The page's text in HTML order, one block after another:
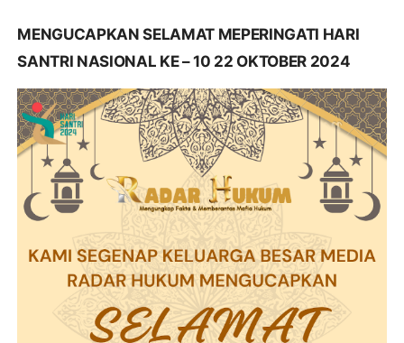
MENGUCAPKAN SELAMAT MEPERINGATI HARI
SANTRI NASIONAL KE – 10 22 OKTOBER 2024